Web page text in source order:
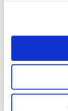
juli (9)
april (8)